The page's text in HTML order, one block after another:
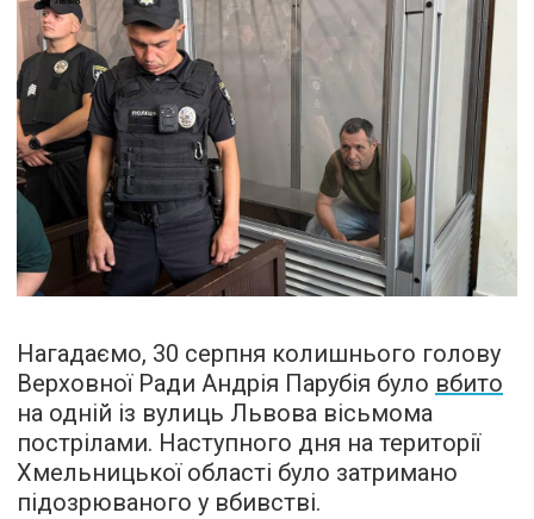
Нагадаємо, 30 серпня колишнього голову
Верховної Ради Андрія Парубія було вбито
на одній із вулиць Львова вісьмома
пострілами. Наступного дня на території
Хмельницької області було затримано
підозрюваного у вбивстві.